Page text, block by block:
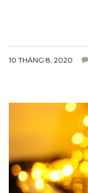
10 THÁNG 8, 2020